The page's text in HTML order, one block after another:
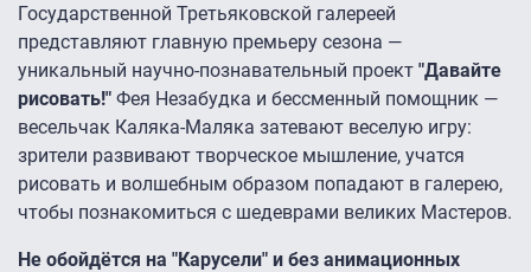
Государственной Третьяковской галереей
представляют главную премьеру сезона —
уникальный научно-познавательный проект "Давайте
рисовать!" Фея Незабудка и бессменный помощник —
весельчак Каляка-Маляка затевают веселую игру:
зрители развивают творческое мышление, учатся
рисовать и волшебным образом попадают в галерею,
чтобы познакомиться с шедеврами великих Мастеров.
Не обойдётся на "Карусели" и без анимационных